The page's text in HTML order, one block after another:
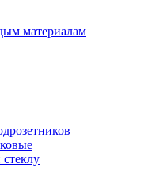
материалам